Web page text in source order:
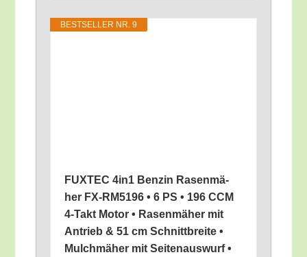
BEST­SEL­LER NR. 9
FUXTEC 4in1 Ben­zin Rasen­mä­
her FX-RM5196 • 6 PS • 196 CCM
4‑Takt Motor • Rasen­mä­her mit
Antrieb & 51 cm Schnitt­brei­te •
Mulchmä­her mit Sei­ten­aus­wurf •